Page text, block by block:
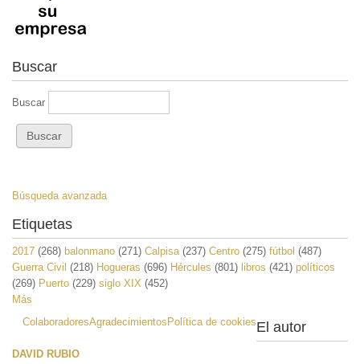
Buscar
Buscar
Búsqueda avanzada
Etiquetas
2017 (268) balonmano (271) Calpisa (237) Centro (275) fútbol (487)
Guerra Civil (218) Hogueras (696) Hércules (801) libros (421) políticos
(269) Puerto (229) siglo XIX (452)
Más
ColaboradoresAgradecimientos Política de cookiesEl autor
DAVID RUBIO